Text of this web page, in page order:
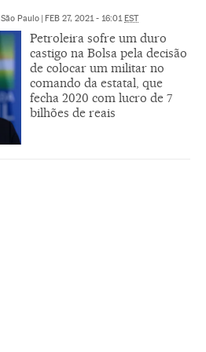
São Paulo FEB 27, 2021 - 16:01 EST
Petroleira sofre um duro
castigo na Bolsa pela decisão
de colocar um militar no
comando da estatal, que
fecha 2020 com lucro de 7
bilhões de reais